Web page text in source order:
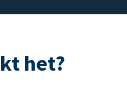
het?